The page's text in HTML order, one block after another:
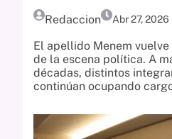
Redaccion Abr 27, 2026
El apellido Menem
de la escena política. A
décadas, distintos
continúan ocupando